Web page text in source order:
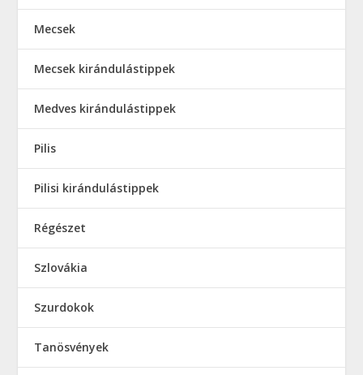
Mecsek
Mecsek kirándulástippek
Medves kirándulástippek
Pilis
Pilisi kirándulástippek
Régészet
Szlovákia
Szurdokok
Tanösvények